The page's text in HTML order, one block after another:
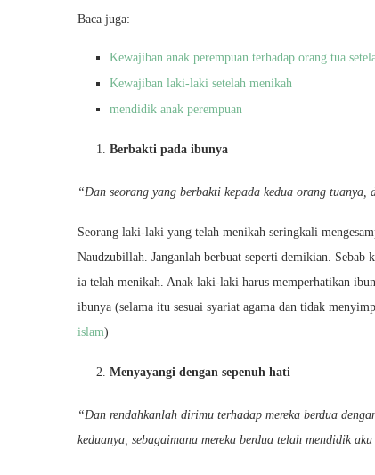
Baca juga:
Kewajiban anak perempuan terhadap orang tua
Kewajiban laki-laki setelah menikah
mendidik anak perempuan
Berbakti pada ibunya
“Dan seorang yang berbakti kepada kedua orang
Seorang laki-laki yang telah menikah seringkali
Naudzubillah. Janganlah berbuat seperti demikian.
ia telah menikah. Anak laki-laki harus memperhatikan
ibunya (selama itu sesuai syariat agama dan tidak
islam)
Menyayangi dengan sepenuh hati
“Dan rendahkanlah dirimu terhadap mereka berdua
keduanya, sebagaimana mereka berdua telah mendidik